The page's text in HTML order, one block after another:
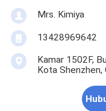
Mrs. Kimiya
13428969642
Kamar 1502F,
Kota Shenzhen,